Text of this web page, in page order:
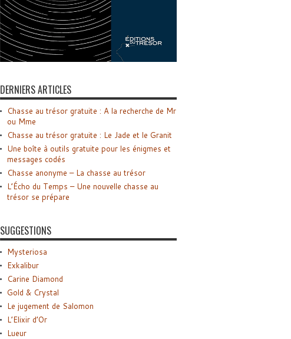
DERNIERS ARTICLES
Chasse au trésor gratuite : A la recherche de Mr
ou Mme
Chasse au trésor gratuite : Le Jade et le Granit
Une boîte à outils gratuite pour les énigmes et
messages codés
Chasse anonyme – La chasse au trésor
L’Écho du Temps – Une nouvelle chasse au
trésor se prépare
SUGGESTIONS
Mysteriosa
Exkalibur
Carine Diamond
Gold & Crystal
Le jugement de Salomon
L’Elixir d’Or
Lueur